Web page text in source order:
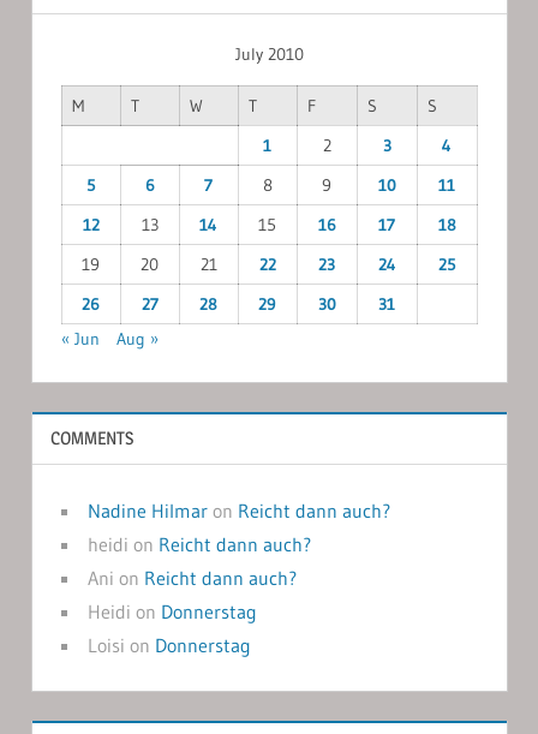
July 2010
M T W T F S
S
1
2 3
4
5
6 7 8 9 10
11
12
13 14 15 16 17
18
19
20 21 22 23 24
25
26
27 28 29 30
31
« Jun
Aug »
COMMENTS
Nadine Hilmaron Reicht dann auch?
heidi on Reicht dann auch?
Ani on Reicht dann auch?
Heidi on Donnerstag
Loisi on Donnerstag